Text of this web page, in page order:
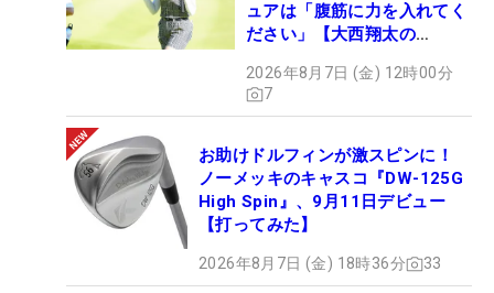
ュアは「腹筋に力を入れてく
ださい」【大西翔太の
2026年8月7日 (金) 12時00分
7
お助けドルフィンが激スピンに！
ノーメッキのキャスコ『DW-125G
High Spin』、9月11日デビュー
【打ってみた】
2026年8月7日 (金) 18時36分 33